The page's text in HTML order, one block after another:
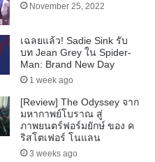
November 25, 2022
เฉลยแล้ว! Sadie Sink รับ
บท Jean Grey ใน Spider-
Man: Brand New Day
1 week ago
[Review] The Odyssey จาก
มหากาพย์โบราณ สู่
ภาพยนตร์ฟอร์มยักษ์ ของ ค
ริสโตเฟอร์ โนแลน
3 weeks ago